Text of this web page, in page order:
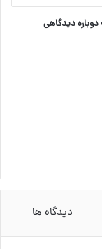
دوباره دیدگاهی
دیدگاه ها